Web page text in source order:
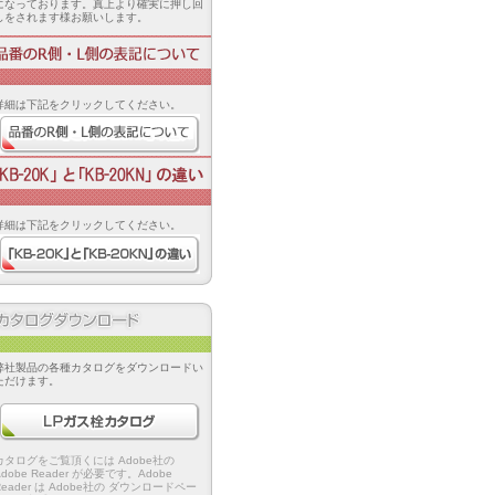
なっております。真上より確実に押し回
をされます様お願いします。
のR側・L側の表記について
細は下記をクリックしてください。
品番のR側・L側の表記について
20K」と「KB-20KN」の違い
細は下記をクリックしてください。
「KB-20K」と「KB-20KN」の違い
ログダウンロード
社製品の各種カタログをダウンロードい
だけます。
LPガス栓カタログ
タログをご覧頂くには Adobe社の
Reader が必要です。Adobe
は Adobe社の ダウンロードペー